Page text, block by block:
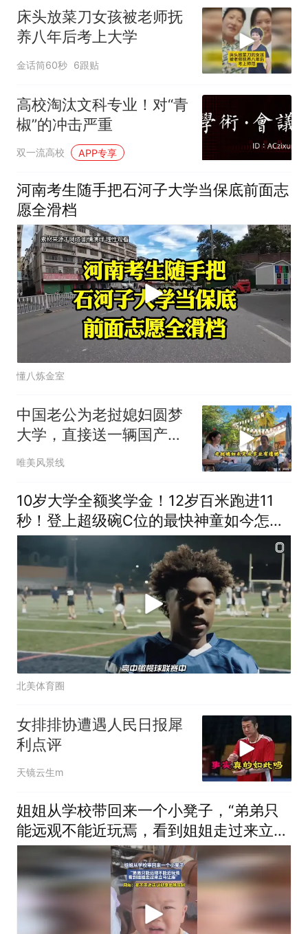
床头放菜刀女孩被老师抚
养八年后考上大学
金话筒60秒 6跟贴
高校淘汰文科专业！对“青
椒”的冲击严重
双一流高校 APP专享
河南考生随手把石河子大学当保底前面志
愿全滑档
懂八炼金室
中国老公为老挝媳妇圆梦
大学，直接送一辆国产电
车，邻居好羡慕
唯美风景线
10岁大学全额奖学金！12岁百米跑进11
秒！登上超级碗C位的最快神童如今怎样
了？
北美体育圈
女排排协遭遇人民日报犀
利点评
天镜云生m
姐姐从学校带回来一个小凳子，“弟弟只
能远观不能近玩焉，看到姐姐走过来立马
让座”